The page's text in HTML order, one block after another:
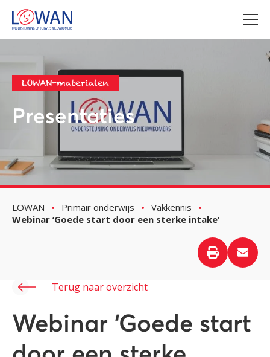
LOWAN-materialen
Presentaties
LOWAN Primair onderwijs
Vakkennis
Webinar ‘Goede start door een sterke intake’
Terug naar overzicht
Webinar ‘Goede start